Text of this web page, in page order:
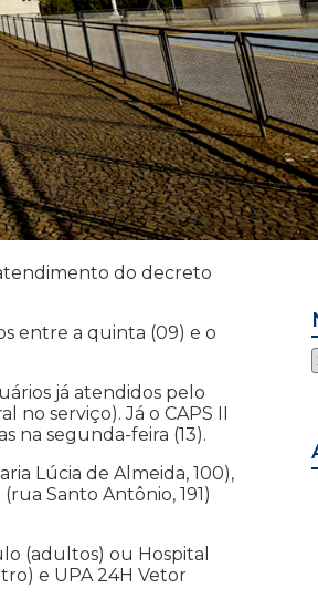
do decreto
entre a quinta (09) e o
já atendidos pelo
no serviço). Já o CAPS II
na segunda-feira (13).
Lúcia de Almeida, 100),
Santo Antônio, 191)
(adultos) ou Hospital
e UPA 24H Vetor